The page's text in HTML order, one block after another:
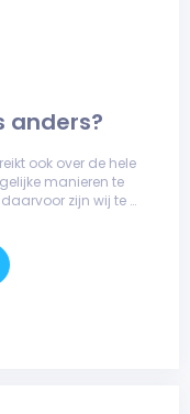
anders?
ook over de hele
manieren te
zijn wij te